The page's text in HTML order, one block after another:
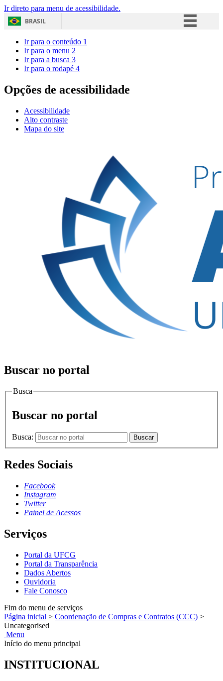
Ir direto para menu de acessibilidade.
BRASIL
Acesso à informação
Ir para o conteúdo 1
Ir para o menu 2
Ir para a busca 3
Ir para o rodapé 4
Opções de acessibilidade
Acessibilidade
Alto contraste
Mapa do site
Buscar no portal
Busca
Buscar no portal
Busca: Buscar
Redes Sociais
Facebook
Instagram
Twitter
Painel de Acessos
Serviços
Portal da UFCG
Portal da Transparência
Dados Abertos
Ouvidoria
Fale Conosco
Fim do menu de serviços
Página inicial > Coordenação de Compras e Contratos (CCC) >
Uncategorised
Menu
Início do menu principal
INSTITUCIONAL